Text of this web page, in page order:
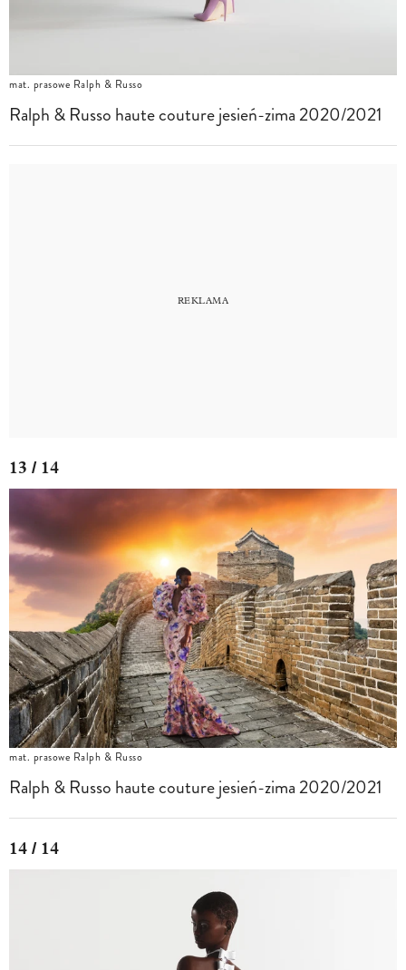
mat. prasowe Ralph & Russo
Ralph & Russo haute couture jesień-zima 2020/2021
13 / 14
mat. prasowe Ralph & Russo
Ralph & Russo haute couture jesień-zima 2020/2021
14 / 14